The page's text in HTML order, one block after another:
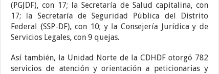
(PGJDF), con 17; la Secretaría de Salud capitalina, con
17; la Secretaría de Seguridad Pública del Distrito
Federal (SSP-DF), con 10; y la Consejería Jurídica y de
Servicios Legales, con 9 quejas.
Así también, la Unidad Norte de la CDHDF otorgó 782
servicios de atención y orientación a peticionarias y